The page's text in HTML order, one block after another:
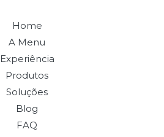
Home
A Menu
Experiência
Produtos
Soluções
Blog
FAQ